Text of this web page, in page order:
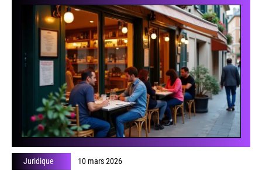
Juridique 10 mars 2026